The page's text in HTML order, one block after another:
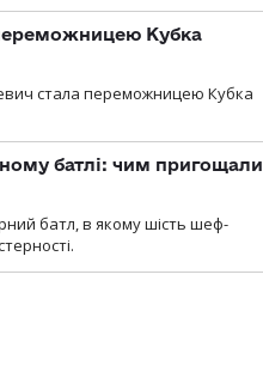
Кубка
стала переможницею Кубка
батлі: чим пригощали
батл, в якому шість шеф-